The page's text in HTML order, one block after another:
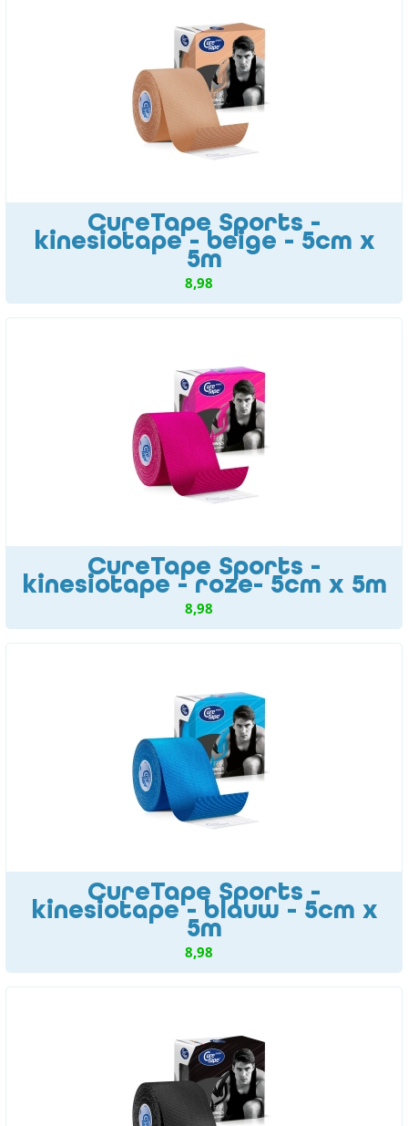
CureTape Sports -
kinesiotape - beige - 5cm x
5m
8,98
CureTape Sports -
kinesiotape - roze- 5cm x 5m
8,98
CureTape Sports -
kinesiotape - blauw - 5cm x
5m
8,98